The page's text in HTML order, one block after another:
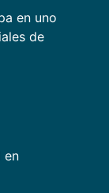
en uno
de
en